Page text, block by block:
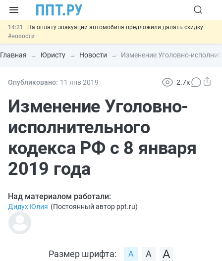
14:21
На оплату эвакуации автомобиля предложили давать скидку
#новости
13:48
Важно
Обеспечительный платёж СПОТ могут заменить
банковской гарантией #новости
11:23 Минпромторг предлагает новые формы сертификата и
15:15
Правительство продлило разрешение на продажу бензина
Евро-2, Евро-3 и Евро-4 #новости
Главная Юристу Новости Изменение Уголовно-
Опубликовано: 11 янв2019 2.7к
Изменение Уголовно-
исполнительного
кодекса РФ с 8 января
2019 года
Над материалом работали:
Дидух Юлия (Постоянный автор ppt.ru)
Размер шрифта: